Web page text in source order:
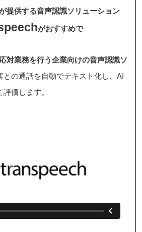
提供する音声認識ソリューション
がおすすめで
対業務を行う企業向けの音声認識ソ
との通話を自動でテキスト化し、AI
価します。